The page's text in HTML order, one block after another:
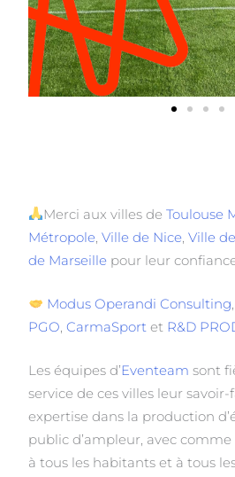
Merci aux villes deToulouse
Métropole ,Ville de Nice ,Ville
de Marseille pour leur
Modus Operandi Consulting
PGO,CarmaSport et R&D
Les équipes d’Eventeam sont
service de ces villes leur
expertise dans la production
public d’ampleur, avec
à tous les habitants et à tous